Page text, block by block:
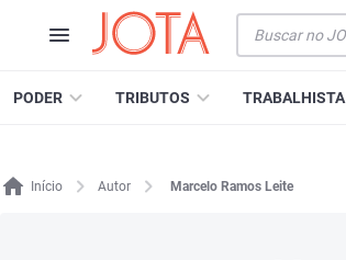
PODER TRIBUTOS TRABALHISTA
Início Autor Marcelo Ramos Leite